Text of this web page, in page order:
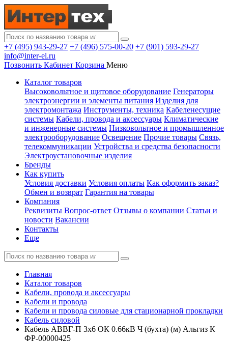
+7 (495) 943-29-27 +7 (496) 575-00-20 +7 (901) 593-29-27
info@inter-el.ru
Позвонить Кабинет Корзина Меню
Каталог товаров
Высоковольтное и щитовое оборудование Генераторы
электроэнергии и элементы питания Изделия для
электромонтажа Инструменты, техника Кабеленесущие
системы Кабели, провода и аксессуары Климатические
и инженерные системы Низковольтное и промышленное
электрооборудование Освещение Прочие товары Связь,
телекоммуникации Устройства и средства безопасности
Электроустановочные изделия
Бренды
Как купить
Условия доставки Условия оплаты Как оформить заказ?
Обмен и возврат Гарантия на товары
Компания
Реквизиты Вопрос-ответ Отзывы о компании Статьи и
новости Вакансии
Контакты
Еще
Главная
Каталог товаров
Кабели, провода и аксессуары
Кабели и провода
Кабели и провода силовые для стационарной прокладки
Кабель силовой
Кабель АВВГ-П 3х6 ОК 0.66кВ Ч (бухта) (м) Альгиз К
ФР-00000425